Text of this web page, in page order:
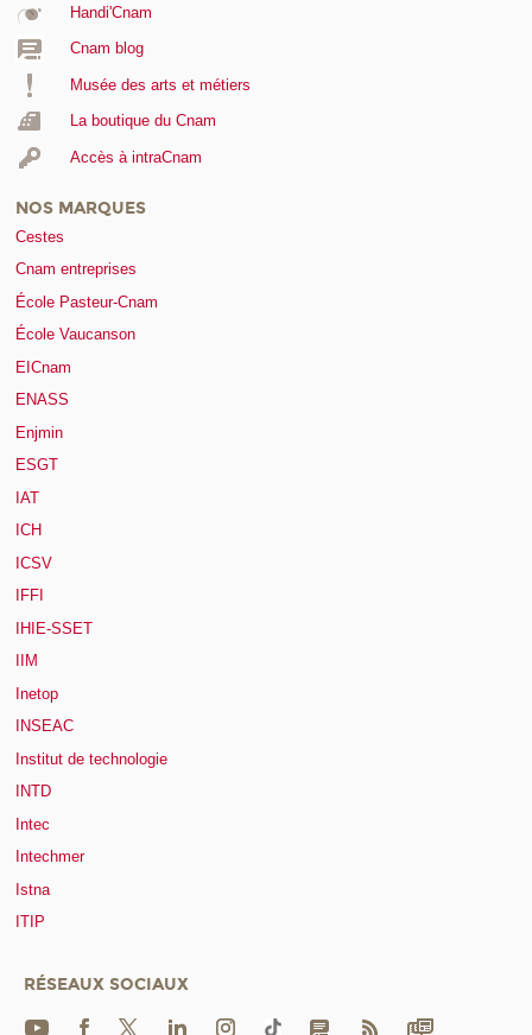
Handi'Cnam
Cnam blog
Musée des arts et métiers
La boutique du Cnam
Accès à intraCnam
NOS MARQUES
Cestes
Cnam entreprises
École Pasteur-Cnam
École Vaucanson
EICnam
ENASS
Enjmin
ESGT
IAT
ICH
ICSV
IFFI
IHIE-SSET
IIM
Inetop
INSEAC
Institut de technologie
INTD
Intec
Intechmer
Istna
ITIP
RÉSEAUX SOCIAUX